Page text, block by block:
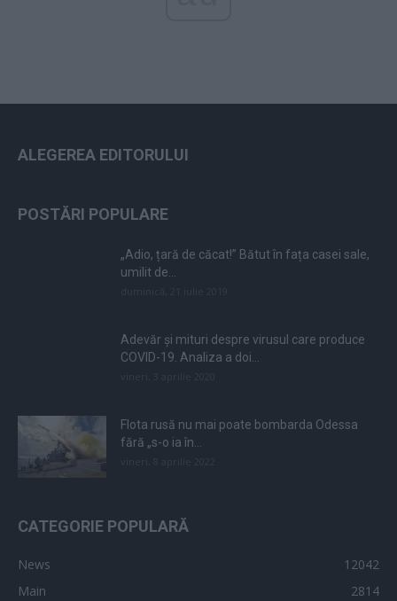
ALEGEREA EDITORULUI
POSTĂRI POPULARE
„Adio, țară de căcat!” Bătut în fața casei sale,
umilit de...
Adevăr și mituri despre virusul care produce
COVID-19. Analiza a doi...
Flota rusă nu mai poate bombarda Odessa
fără „s-o ia în...
CATEGORIE POPULARĂ
News
12042
Main
2814